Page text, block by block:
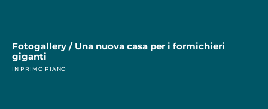
Fotogallery / Una nuova casa per i formichieri
giganti
IN PRIMO PIANO